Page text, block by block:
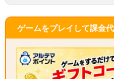
ゲームをプレイして課金